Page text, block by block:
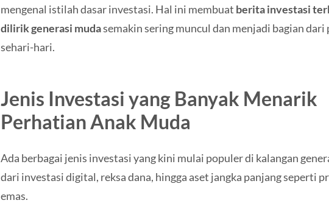
mengenal istilah dasar investasi. Hal ini membuat berita investasi
dilirik generasi mudasemakin sering muncul dan menjadi bagian dari
sehari-hari.
Jenis Investasi yang Banyak Menarik
Perhatian Anak Muda
Ada berbagai jenis investasi yang kini mulai populer di kalangan
dari investasi digital, reksa dana, hingga aset jangka panjang seperti
emas.